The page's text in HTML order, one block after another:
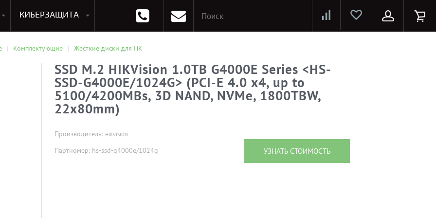
КИБЕРЗАЩИТА
Комплектующие Жесткие диски для ПК
SSD M.2 HIKVision 1.0TB G4000E Series <HS-
SSD-G4000E/1024G> (PCI-E 4.0 x4, up to
5100/4200MBs, 3D NAND, NVMe, 1800TBW,
22x80mm)
Производитель: HIKVISION
Партномер: hs-ssd-g4000e/1024g УЗНАТЬ СТОИМОСТЬ